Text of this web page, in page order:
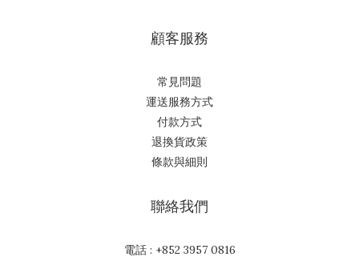
顧客服務
常見問題
運送服務方式
付款方式
退換貨政策
條款與細則
聯絡我們
電話 : +852 3957 0816